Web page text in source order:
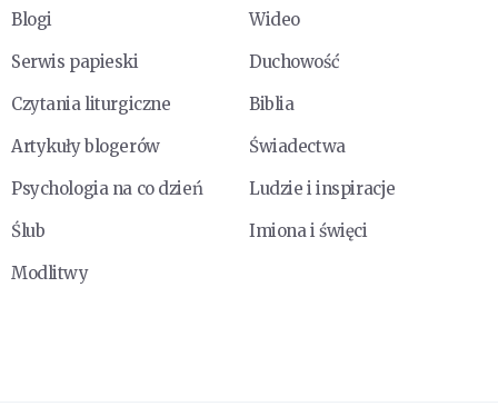
Blogi
Wideo
Serwis papieski
Duchowość
Czytania liturgiczne
Biblia
Artykuły blogerów
Świadectwa
Psychologia na co dzień
Ludzie i inspiracje
Ślub
Imiona i święci
Modlitwy